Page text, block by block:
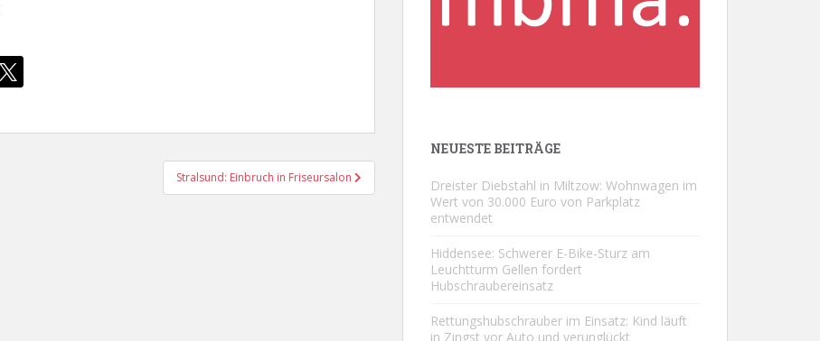
Stralsund: Einbruch in Friseursalon
NEUESTE BEITRÄGE
Dreister Diebstahl in Miltzow: Wohnwagen im
Wert von 30.000 Euro von Parkplatz
entwendet
Hiddensee: Schwerer E-Bike-Sturz am
Leuchtturm Gellen fordert
Hubschraubereinsatz
Rettungshubschrauber im Einsatz: Kind läuft
in Zingst vor Auto und verunglückt